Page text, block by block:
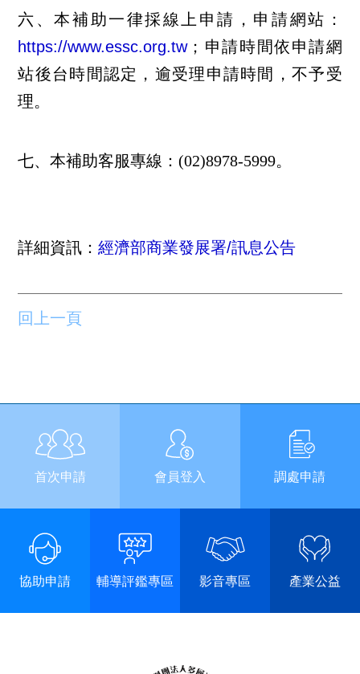
六、本補助一律採線上申請，申請網站：
https://www.essc.org.tw；申請時間依申請網
站後台時間認定，逾受理申請時間，不予受
理。
七、本補助客服專線：(02)8978-5999。
詳細資訊：經濟部商業發展署/訊息公告
回上一頁
首次申請 會員登入 調處申請
協助申請 輔導評鑑專區 影音專區 產業公益